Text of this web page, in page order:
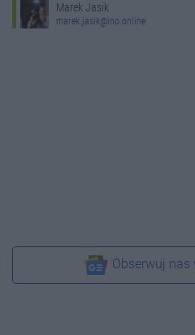
Marek Jasik
marek.jasik@ino.online
Obserwuj nas